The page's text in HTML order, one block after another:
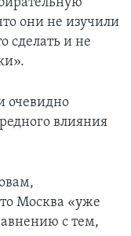
они не изучили
сделать и не
очевидно
влияния
Москва «уже
с тем,